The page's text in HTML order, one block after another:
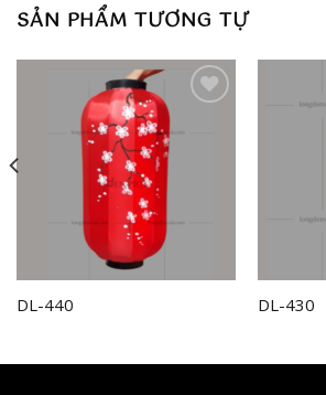
SẢN PHẨM TƯƠNG TỰ
DL-440 DL-430